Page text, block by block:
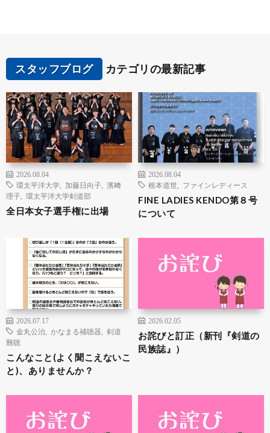
スタッフブログ カテゴリの最新記事
2026.08.04
環太平洋大学
加藤日向子
濱﨑
理子
環太平洋大学剣道部
全日本女子選手権に出場
2026.08.04
根本道世
ファインレディース
FINE LADIES KENDO第８号
について
2026.07.17
金丸公治
かなまる補聴器
剣道
難聴
こんなこと(よく聞こえないこ
と)、ありませんか？
2026.02.05
お詫びと訂正（新刊『剣道の
民族誌』）